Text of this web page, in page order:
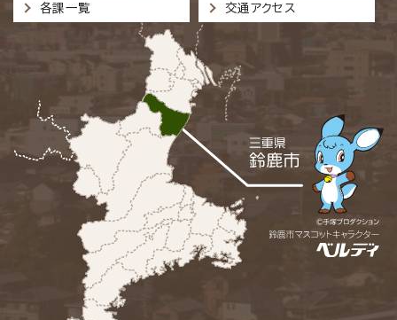
各課一覧 交通アクセス